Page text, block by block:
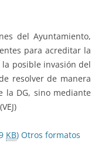
del Ayuntamiento,
para acreditar la
posible invasión del
resolver de manera
la DG, sino mediante
KB) Otros formatos